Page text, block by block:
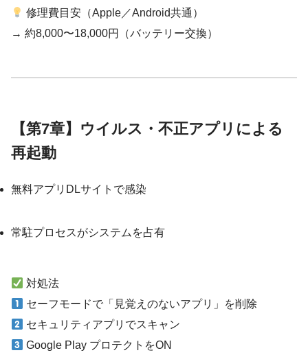
修理費目安（Apple／Android共通）
→ 約8,000〜18,000円（バッテリー交換）
【第7章】ウイルス・不正アプリによる
再起動
無料アプリDLサイトで感染
常駐プロセスがシステムを占有
対処法
セーフモードで「見覚えのないアプリ」を削除
セキュリティアプリでスキャン
Google Play プロテクトをON